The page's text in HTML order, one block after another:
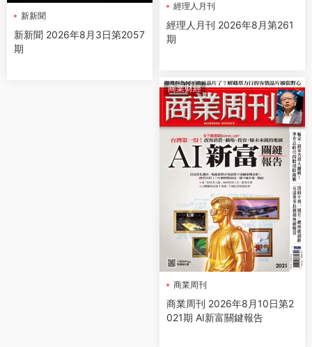
新新聞
新新聞 2026年8月3日第2057
期
經理人月刊
經理人月刊 2026年8月第261
期
商業财經
商業周刊
商業周刊 2026年8月10日第2
021期 AI新富關鍵報告